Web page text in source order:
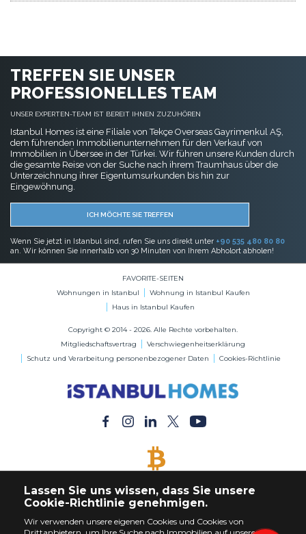
TREFFEN SIE UNSER
PROFESSIONELLES TEAM
UNSER EXPERTEN-TEAM IST BEREIT IHNEN ZUZUHÖREN
Istanbul Homes ist eine Filiale von Tekçe Overseas Gayrimenkul AŞ,
dem führenden Immobilienunternehmen für den Verkauf von
Immobilien in Übersee in der Türkei. Wir führen unsere Kunden durch
die gesamte Reise von der Suche nach ihrem Traumhaus über die
Unterzeichnung ihrer Eigentumsurkunden bis hin zur
Eingewöhnung.
ICH MÖCHTE SIE TREFFEN
Wenn Sie jetzt in Istanbul sind, rufen Sie uns direkt unter +90 535 480 80 80
an. Wir können Sie innerhalb von 30 Minuten von Ihrem Abholort abholen!
FAVORITE-SEITEN
Wohnungen in Istanbul
Wohnung in Istanbul Kaufen
Haus in Istanbul Kaufen
Copyright © 2014 - 2026. Alle Rechte vorbehalten.
Mitgliedschaftsvertrag
Verschwiegenheitserklärung
Schutz und Verarbeitung personenbezogener Daten
Cookies-Richtlinie
Kaufen Sie jede Immobilie mit Bitcoin-Zahlung
Lassen Sie uns wissen, dass Sie unsere
Cookie-Richtlinie genehmigen.
Wir verwenden unsere eigenen Cookies und Cookies von